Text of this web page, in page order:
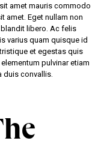
amet mauris commodo
amet. Eget nullam non
libero. Ac felis
varius quam quisque id
et egestas quis
pulvinar etiam
duis convallis.